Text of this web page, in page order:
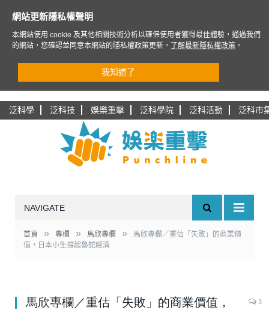
泛科學 泛科技 娛樂重擊 泛科學院 泛科活動 泛科市
NAVIGATE
首頁 » 專欄 » 馬欣專欄 »
馬欣專欄／重估「失敗」的商業價
值，日本小生撐起魯蛇經濟
馬欣專欄／重估「失敗」的商業價值，
3
網站更新隱私權聲明
本網站使用 cookie 及其他相關技術分析以確保使用者獲得最佳體驗，通過我們
的網站，您確認並同意本網站的隱私權政策更新，
了解最新隱私權政策 。
我知道了